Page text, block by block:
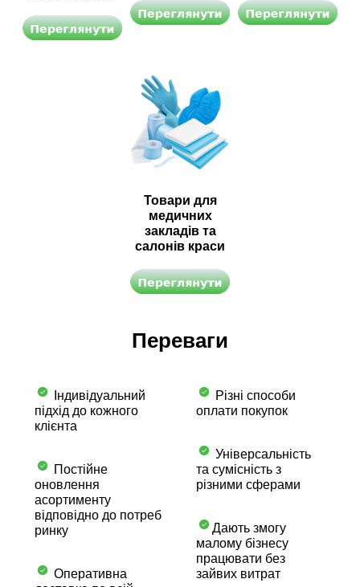
Товари для
медичних
закладів та
салонів краси
Переваги
Індивідуальний
підхід до кожного
клієнта
Постійне
оновлення
асортименту
відповідно до потреб
ринку
Оперативна
Різні способи
оплати покупок
Універсальність
та сумісність з
різними сферами
Дають змогу
малому бізнесу
працювати без
зайвих витрат